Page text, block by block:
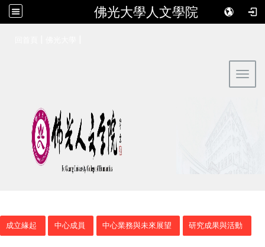
佛光大學人文學院
成立緣起 中心成員 中心業務與未來展望 研究成果與活動